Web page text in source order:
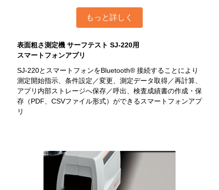
もっと詳しく
表面粗さ測定機 サーフテスト SJ-220用
スマートフォンアプリ
SJ-220とスマートフォンをBluetooth® 接続することにより
測定開始指示、条件設定／変更、測定データ取得／再計算、
アプリ内部ストレージへ保存／呼出、検査成績書の作成・保
存（PDF、CSVファイル形式）ができるスマートフォンアプ
リ